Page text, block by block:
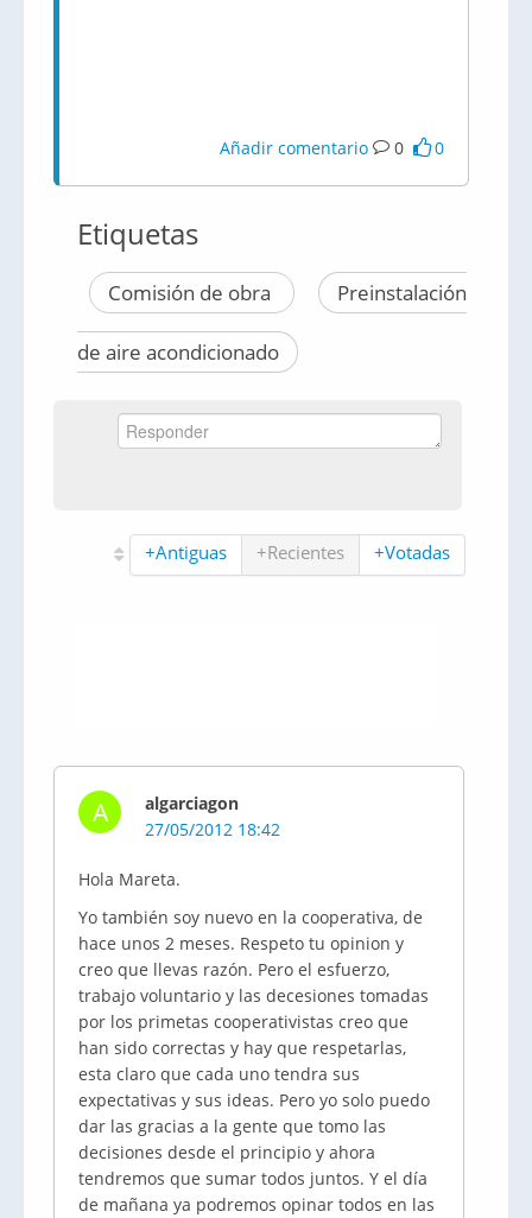
Añadir comentario 0 0
Etiquetas
Comisión de obra Preinstalación
de aire acondicionado
+Antiguas +Recientes +Votadas
A
algarciagon
27/05/2012 18:42
Hola Mareta.
Yo también soy nuevo en la cooperativa, de
hace unos 2 meses. Respeto tu opinion y
creo que llevas razón. Pero el esfuerzo,
trabajo voluntario y las decesiones tomadas
por los primetas cooperativistas creo que
han sido correctas y hay que respetarlas,
esta claro que cada uno tendra sus
expectativas y sus ideas. Pero yo solo puedo
dar las gracias a la gente que tomo las
decisiones desde el principio y ahora
tendremos que sumar todos juntos. Y el día
de mañana ya podremos opinar todos en las